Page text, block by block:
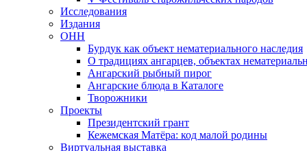
Исследования
Издания
ОНН
Бурдук как объект нематериального наследия
О традициях ангарцев, объектах
Ангарский рыбный пирог
Ангарские блюда в Каталоге
Творожники
Проекты
Президентский грант
Кежемская Матёра: код малой родины
Виртуальная выставка